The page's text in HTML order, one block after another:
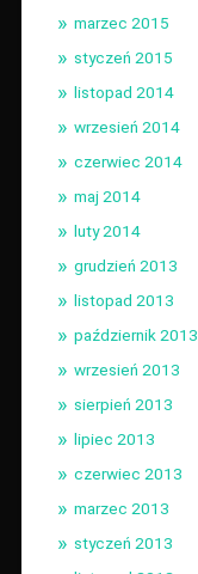
marzec 2015
styczeń 2015
listopad 2014
wrzesień 2014
czerwiec 2014
maj 2014
luty 2014
grudzień 2013
listopad 2013
październik 2013
wrzesień 2013
sierpień 2013
lipiec 2013
czerwiec 2013
marzec 2013
styczeń 2013